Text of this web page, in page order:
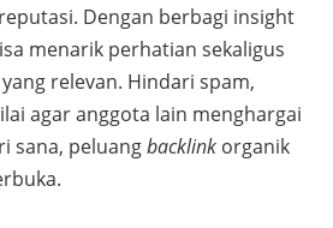
Dengan berbagi insight
menarik perhatian sekaligus
relevan. Hindari spam,
agar anggota lain menghargai
sana, peluangbacklink organik